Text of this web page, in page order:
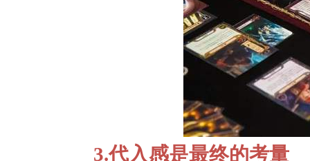
3.代入感是最终的考量